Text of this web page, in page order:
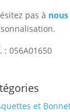
pas à
: 056A01650
et